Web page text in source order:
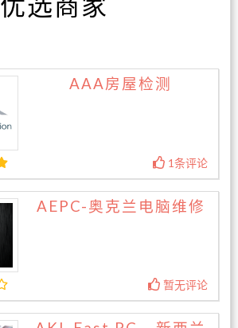
AAA房屋检测
1条评论
AEPC-奥克兰电脑维修
暂无评论